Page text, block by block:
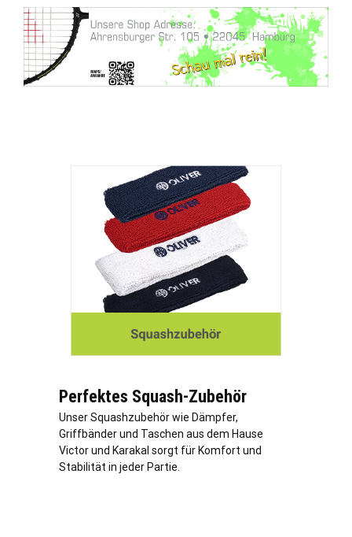
Perfektes Squash-Zubehör
Unser Squashzubehör wie Dämpfer,
Griffbänder und Taschen aus dem Hause
Victor und Karakal sorgt für Komfort und
Stabilität in jeder Partie.